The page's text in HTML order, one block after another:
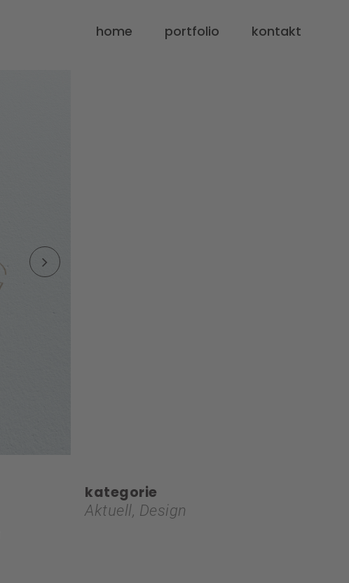
home portfolio kontakt
kategorie
Aktuell, Design